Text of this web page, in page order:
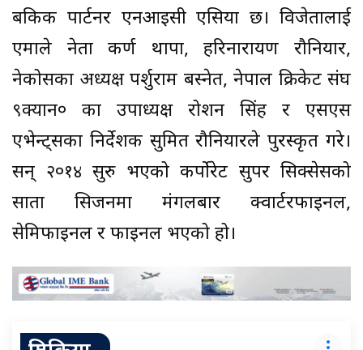
बैंकिक पार्टनर एनआइसी एसिया छ। विजेतालाई
एमाले नेता कर्ण थापा, हरिनारायण रौनियार,
नेकोसका अध्यक्ष पर्शुराम बस्नेत, नेपाल क्रिकेट संघ
९क्यान० का उपाध्यक्ष रोशन सिंह र एसएस
एभेन्ट्सका निर्देशक सुमित रौनियारले पुरस्कृत गरे।
सन् २०१४ सुरु भएको कर्पोरेट सुपर सिक्सेसको
सातौं सिजनमा मंगलबार क्वार्टरफाइनल,
सेमिफाइनल र फाइनल भएको हो।